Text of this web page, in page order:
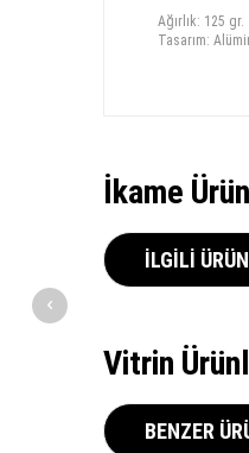
Ağırlık: 125 gr.
Tasarım:
İkame
İLGILI
Vitrin
BENZER